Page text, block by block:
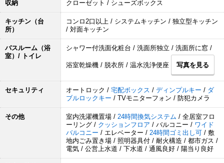
収納 クローゼット / シューズボックス
キッチン（台
所）
コンロ2口以上 / システムキッチン / 独立型キッチン
/ 対面キッチン
バスルーム（浴
室）/ トイレ
シャワー付洗面化粧台 / 洗面所独立 / 洗面所に窓 /
浴室乾燥機 / 脱衣所 / 温水洗浄便座 写真を見る
セキュリティ オートロック / 宅配ボックス / ディンプルキー / ダ
ブルロックキー / TVモニターフォン / 防犯カメラ
その他 室内洗濯機置場 / 24時間換気システム / 全居室フロ
ーリング / クッションフロア / バルコニー / ワイド
バルコニー / エレベーター / 24時間ゴミ出し可 / 敷
地内ごみ置き場 / 照明器具付 / 耐火構造 / 都市ガス /
電気 / 公営上水道 / 下水道 / 通風良好 / 陽当り良好